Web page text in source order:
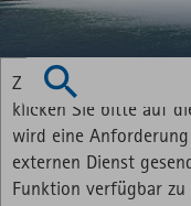
Zum Aktivieren der
klicken Sie bitte auf
wird eine
externen Dienst
Funktion verfügbar zu
Suchen